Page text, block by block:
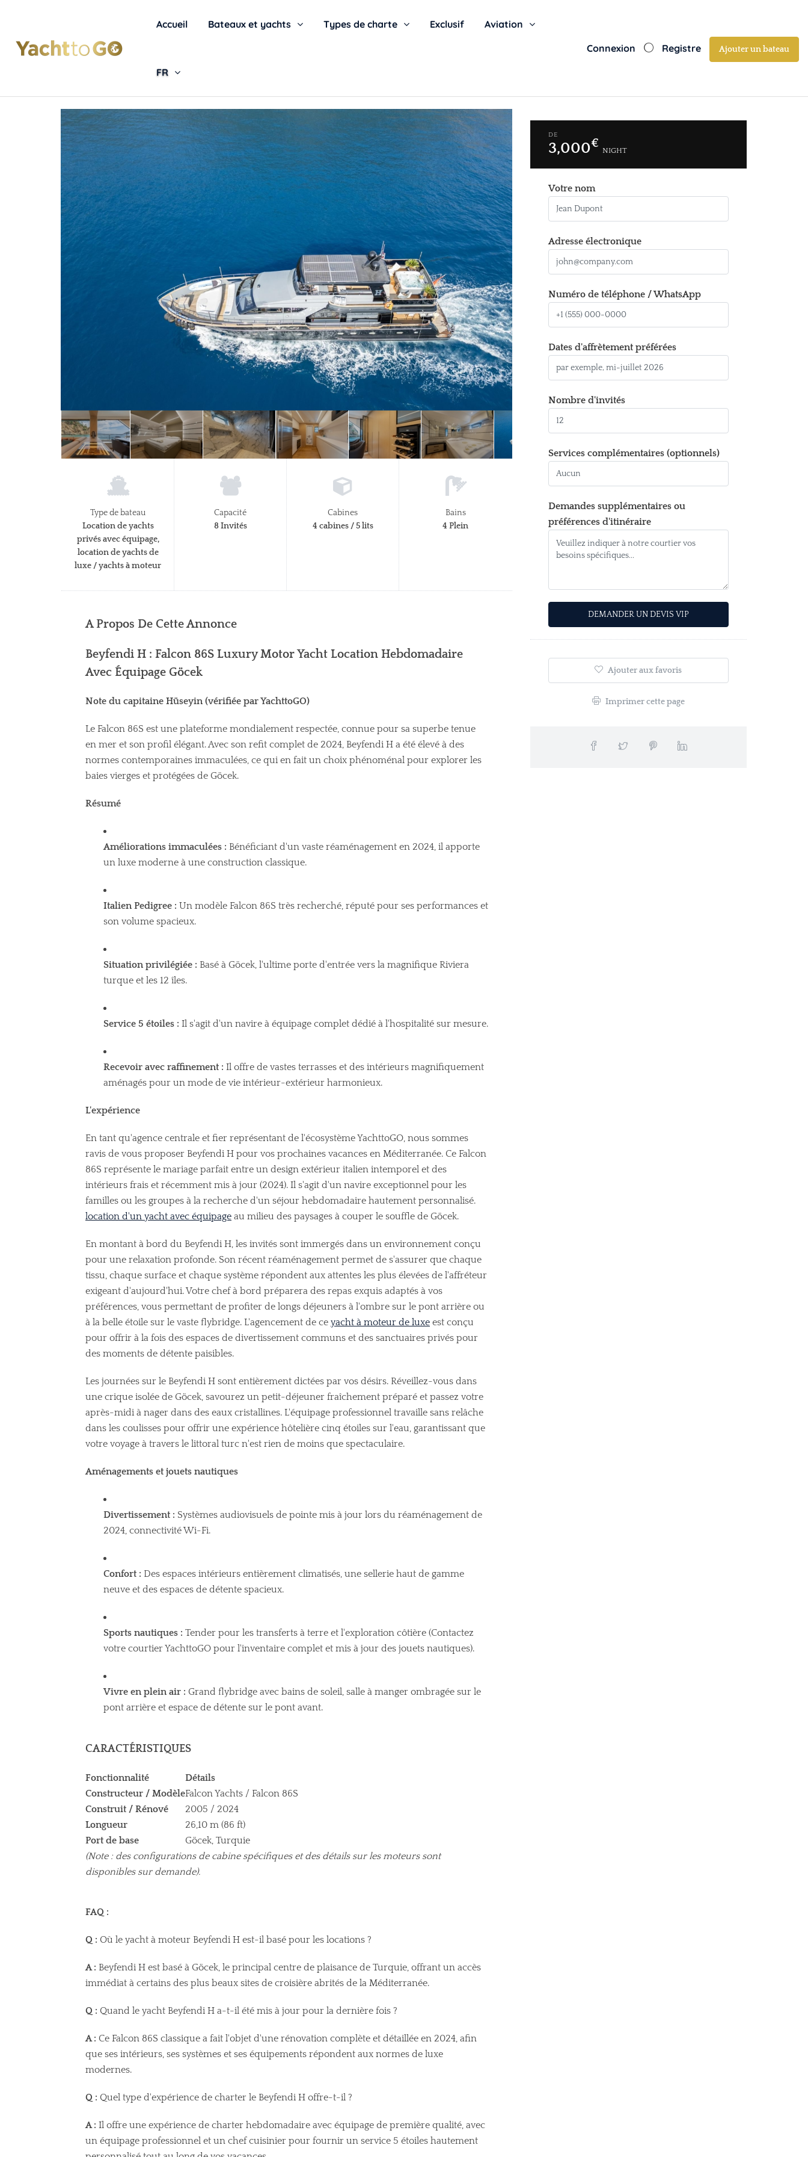
Accueil Bateaux et yachts Types de charte Exclusif Aviation
FR
Connexion Registre Ajouter un bateau
Type de bateau
Location de yachts
privés avec équipage,
location de yachts de
luxe / yachts à moteur
Capacité
8 Invités
Cabines
4 cabines / 5 lits
Bains
4 Plein
A Propos De Cette Annonce
Beyfendi H : Falcon 86S Luxury Motor Yacht Location Hebdomadaire
Avec Équipage Göcek
Note du capitaine Hüseyin (vérifiée par YachttoGO)
Le Falcon 86S est une plateforme mondialement respectée, connue pour sa superbe tenue
en mer et son profil élégant. Avec son refit complet de 2024, Beyfendi H a été élevé à des
normes contemporaines immaculées, ce qui en fait un choix phénoménal pour explorer les
baies vierges et protégées de Göcek.
Résumé
Améliorations immaculées : Bénéficiant d'un vaste réaménagement en 2024, il apporte
un luxe moderne à une construction classique.
Italien Pedigree : Un modèle Falcon 86S très recherché, réputé pour ses performances et
son volume spacieux.
Situation privilégiée : Basé à Göcek, l'ultime porte d'entrée vers la magnifique Riviera
turque et les 12 îles.
Service 5 étoiles : Il s'agit d'un navire à équipage complet dédié à l'hospitalité sur mesure.
Recevoir avec raffinement : Il offre de vastes terrasses et des intérieurs magnifiquement
aménagés pour un mode de vie intérieur-extérieur harmonieux.
L'expérience
En tant qu'agence centrale et fier représentant de l'écosystème YachttoGO, nous sommes
ravis de vous proposer Beyfendi H pour vos prochaines vacances en Méditerranée. Ce Falcon
86S représente le mariage parfait entre un design extérieur italien intemporel et des
intérieurs frais et récemment mis à jour (2024). Il s'agit d'un navire exceptionnel pour les
familles ou les groupes à la recherche d'un séjour hebdomadaire hautement personnalisé.
location d'un yacht avec équipage au milieu des paysages à couper le souffle de Göcek.
En montant à bord du Beyfendi H, les invités sont immergés dans un environnement conçu
pour une relaxation profonde. Son récent réaménagement permet de s'assurer que chaque
tissu, chaque surface et chaque système répondent aux attentes les plus élevées de l'affréteur
exigeant d'aujourd'hui. Votre chef à bord préparera des repas exquis adaptés à vos
préférences, vous permettant de profiter de longs déjeuners à l'ombre sur le pont arrière ou
à la belle étoile sur le vaste flybridge. L'agencement de ce yacht à moteur de luxe est conçu
pour offrir à la fois des espaces de divertissement communs et des sanctuaires privés pour
des moments de détente paisibles.
Les journées sur le Beyfendi H sont entièrement dictées par vos désirs. Réveillez-vous dans
une crique isolée de Göcek, savourez un petit-déjeuner fraîchement préparé et passez votre
après-midi à nager dans des eaux cristallines. L'équipage professionnel travaille sans relâche
dans les coulisses pour offrir une expérience hôtelière cinq étoiles sur l'eau, garantissant que
votre voyage à travers le littoral turc n'est rien de moins que spectaculaire.
Aménagements et jouets nautiques
Divertissement : Systèmes audiovisuels de pointe mis à jour lors du réaménagement de
2024, connectivité Wi-Fi.
Confort : Des espaces intérieurs entièrement climatisés, une sellerie haut de gamme
neuve et des espaces de détente spacieux.
Sports nautiques : Tender pour les transferts à terre et l'exploration côtière (Contactez
votre courtier YachttoGO pour l'inventaire complet et mis à jour des jouets nautiques).
Vivre en plein air : Grand flybridge avec bains de soleil, salle à manger ombragée sur le
pont arrière et espace de détente sur le pont avant.
CARACTÉRISTIQUES
Fonctionnalité
Détails
Constructeur / ModèleFalcon Yachts / Falcon 86S
Construit / Rénové
2005 / 2024
Longueur
26,10 m (86 ft)
Port de base
Göcek, Turquie
(Note : des configurations de cabine spécifiques et des détails sur les moteurs sont
disponibles sur demande).
FAQ :
Q : Où le yacht à moteur Beyfendi H est-il basé pour les locations ?
A : Beyfendi H est basé à Göcek, le principal centre de plaisance de Turquie, offrant un accès
immédiat à certains des plus beaux sites de croisière abrités de la Méditerranée.
Q : Quand le yacht Beyfendi H a-t-il été mis à jour pour la dernière fois ?
A : Ce Falcon 86S classique a fait l'objet d'une rénovation complète et détaillée en 2024, afin
que ses intérieurs, ses systèmes et ses équipements répondent aux normes de luxe
modernes.
Q : Quel type d'expérience de charter le Beyfendi H offre-t-il ?
A : Il offre une expérience de charter hebdomadaire avec équipage de première qualité, avec
un équipage professionnel et un chef cuisinier pour fournir un service 5 étoiles hautement
DE
3,000€
NIGHT
Votre nom
Adresse électronique
Numéro de téléphone / WhatsApp
Dates d'affrètement préférées
Nombre d'invités
Services complémentaires (optionnels)
Demandes supplémentaires ou
préférences d'itinéraire
Ajouter aux favoris
Imprimer cette page